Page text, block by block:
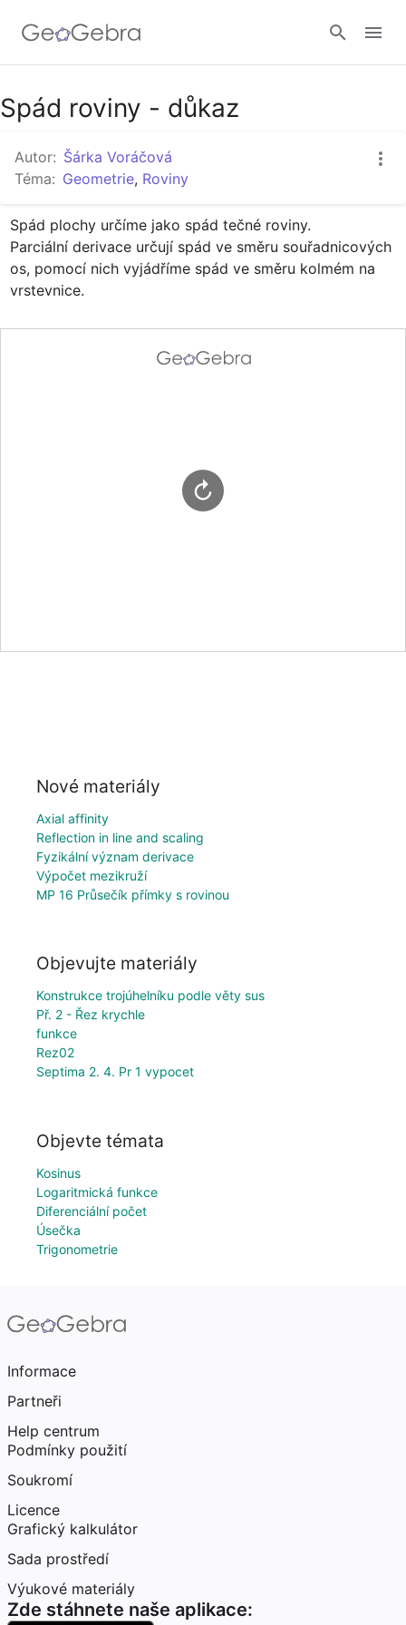
Google Classroom
GeoGebra Třída
Přihlásit
Spád roviny - důkaz
Autor: Šárka Voráčová
Téma: Geometrie, Roviny
Spád plochy určíme jako spád tečné roviny.
Parciální derivace určují spád ve směru souřadnicových
os, pomocí nich vyjádříme spád ve směru kolmém na
vrstevnice.
Nové materiály
Axial affinity
Reflection in line and scaling
Fyzikální význam derivace
Výpočet mezikruží
MP 16 Průsečík přímky s rovinou
Objevujte materiály
Konstrukce trojúhelníku podle věty sus
Př. 2 - Řez krychle
funkce
Rez02
Septima 2. 4. Pr 1 vypocet
Objevte témata
Kosinus
Logaritmická funkce
Diferenciální počet
Úsečka
Trigonometrie
Informace
Partneři
Help centrum
Podmínky použití
Soukromí
Licence
Grafický kalkulátor
Sada prostředí
Výukové materiály
Zde stáhnete naše aplikace: